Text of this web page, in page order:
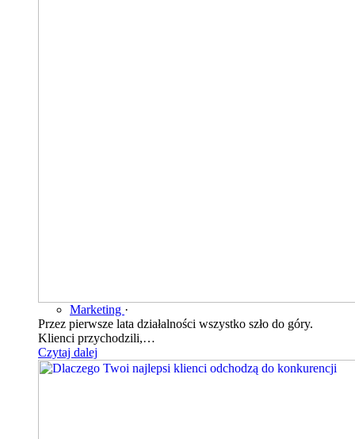
Marketing ·
Przez pierwsze lata działalności wszystko szło do góry.
Klienci przychodzili,…
Czytaj dalej